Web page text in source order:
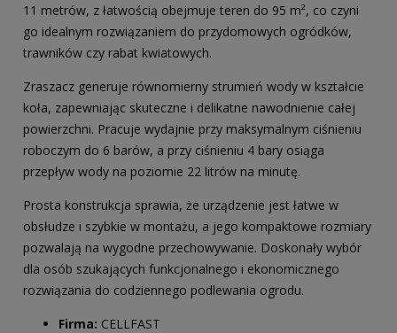
11 metrów, z łatwością obejmuje teren do 95 m², co czyni
go idealnym rozwiązaniem do przydomowych ogródków,
trawników czy rabat kwiatowych.
Zraszacz generuje równomierny strumień wody w kształcie
koła, zapewniając skuteczne i delikatne nawodnienie całej
powierzchni. Pracuje wydajnie przy maksymalnym ciśnieniu
roboczym do 6 barów, a przy ciśnieniu 4 bary osiąga
przepływ wody na poziomie 22 litrów na minutę.
Prosta konstrukcja sprawia, że urządzenie jest łatwe w
obsłudze i szybkie w montażu, a jego kompaktowe rozmiary
pozwalają na wygodne przechowywanie. Doskonały wybór
dla osób szukających funkcjonalnego i ekonomicznego
rozwiązania do codziennego podlewania ogrodu.
Firma: CELLFAST